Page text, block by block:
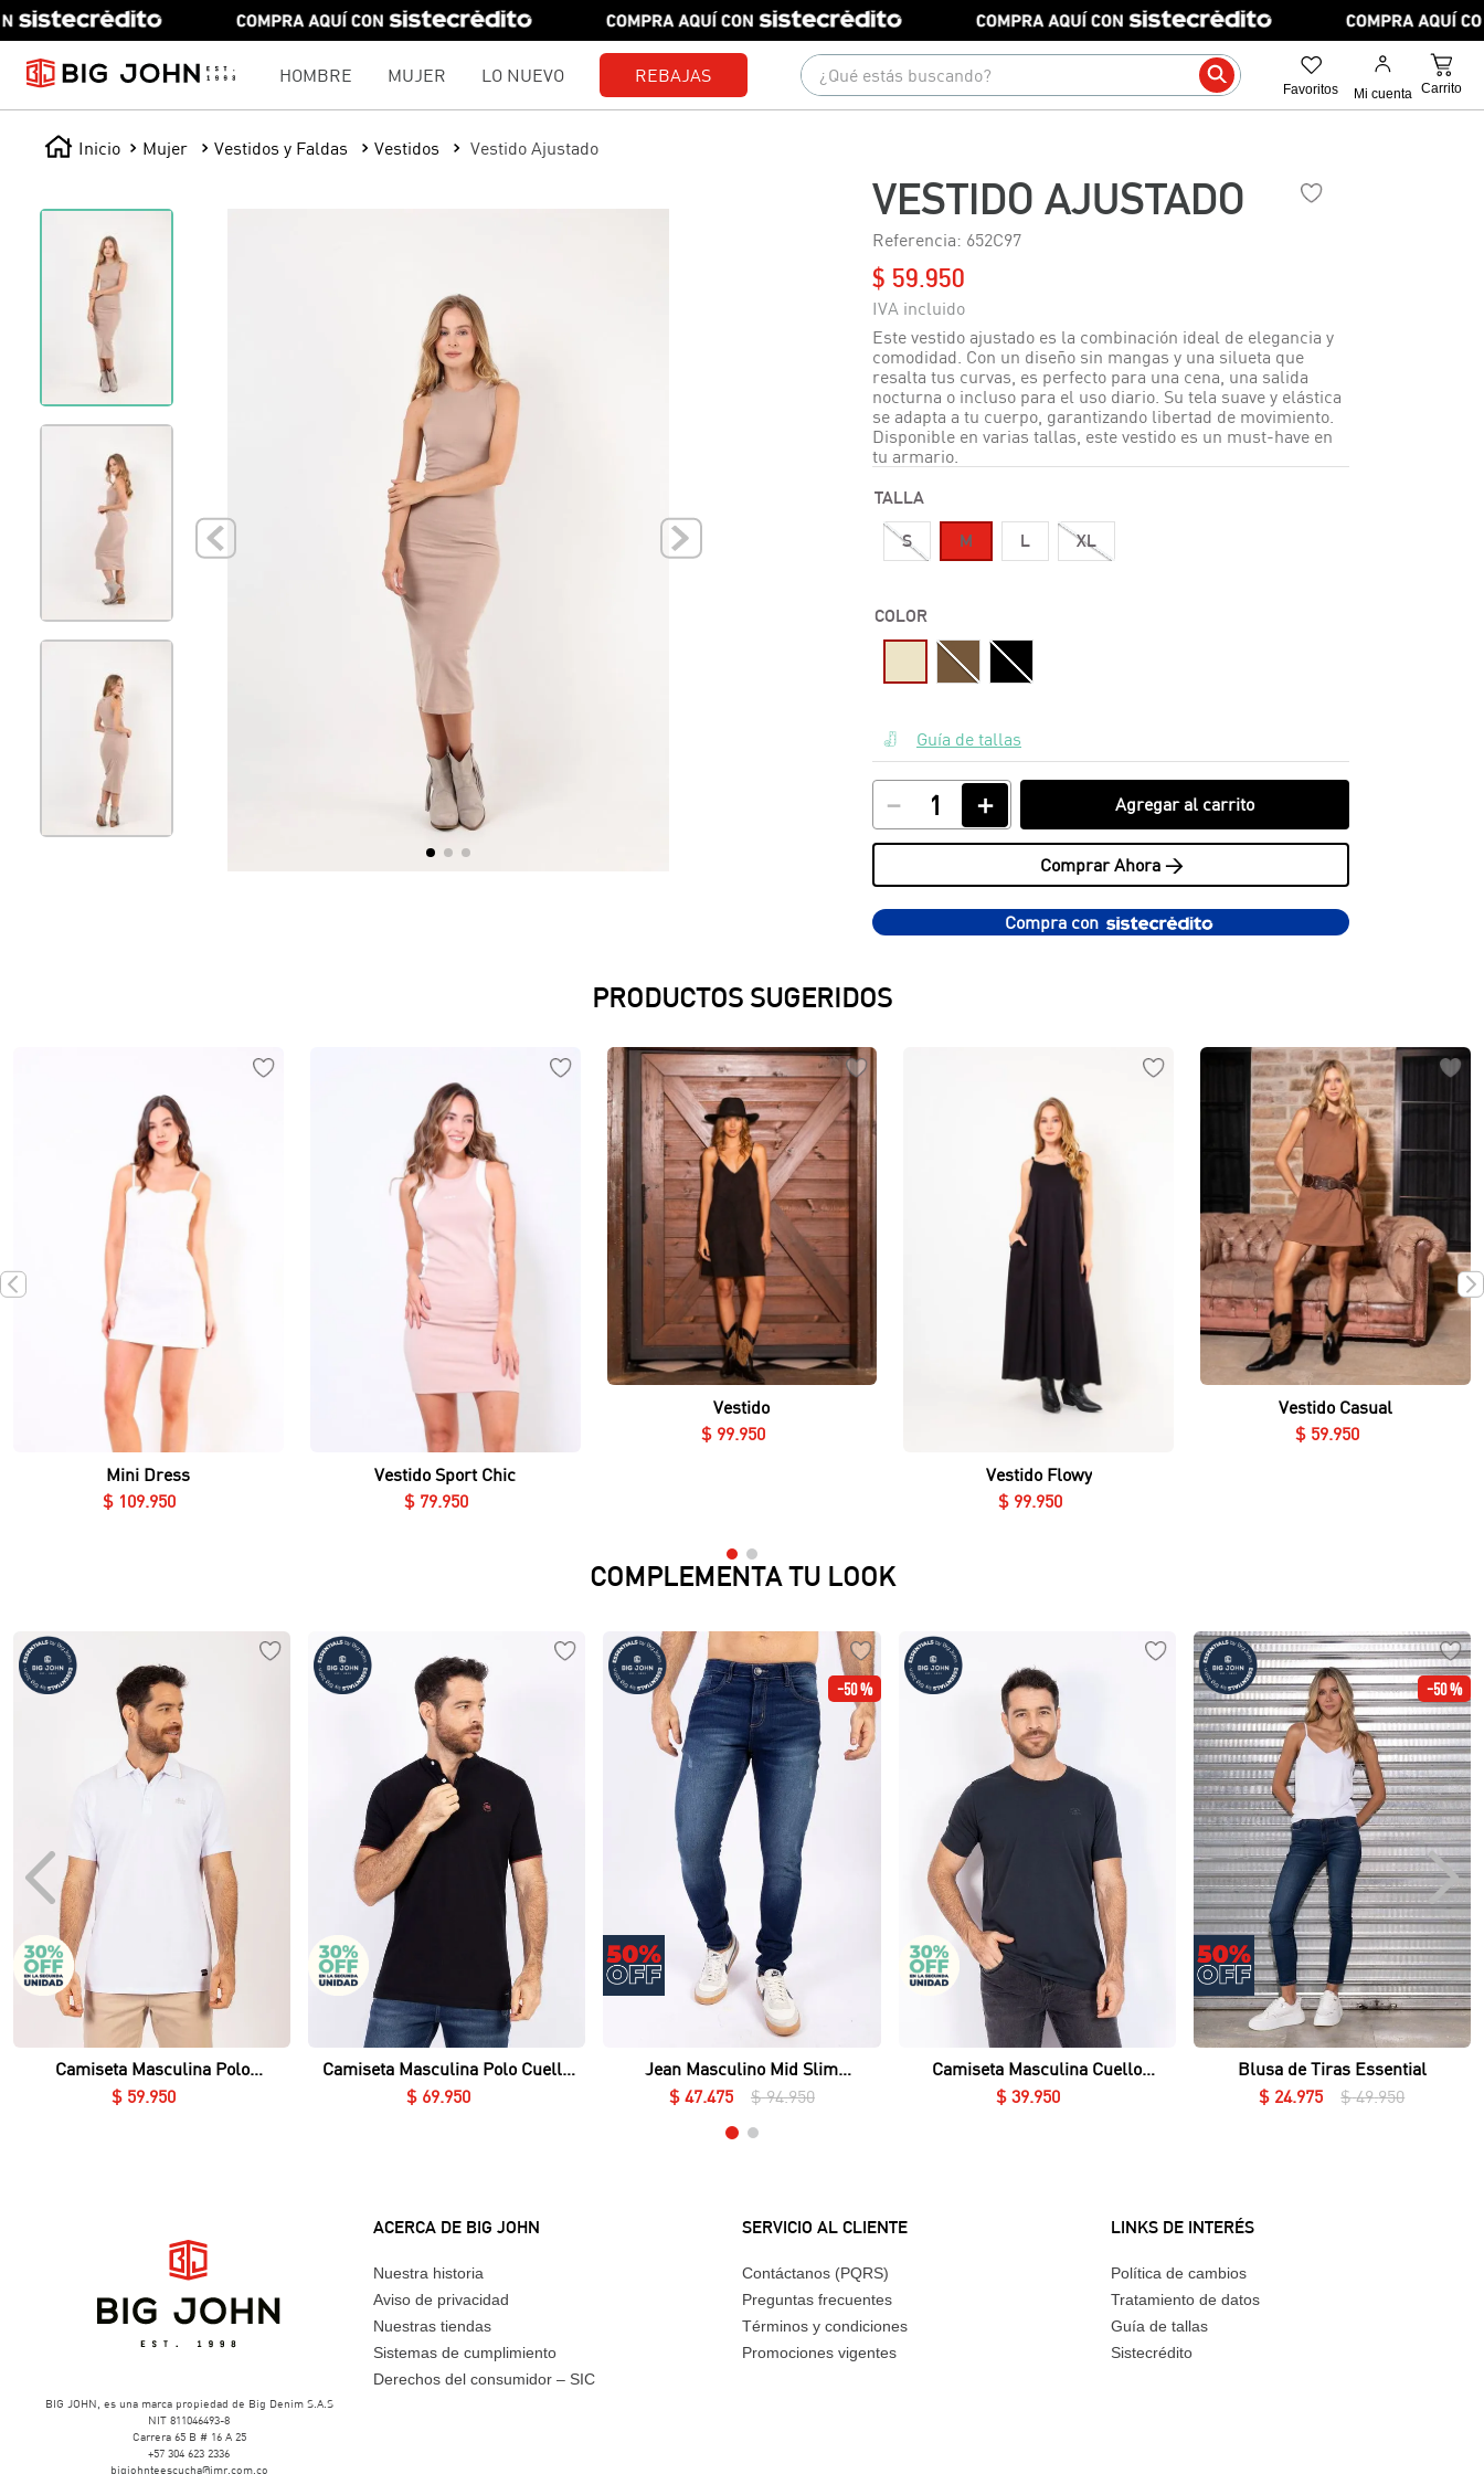
HOMBRE MUJER LO NUEVO REBAJAS
¿Qué estás buscando?
Mujer Vestidos y Faldas Vestidos Vestido Ajustado
VESTIDO AJUSTADO
Referencia: 652C97
$ 59.950
Este vestido ajustado es la combinación ideal de elegancia y
comodidad. Con un diseño sin mangas y una silueta que
resalta tus curvas, es perfecto para una cena, una salida
nocturna o incluso para el uso diario. Su tela suave y elástica
se adapta a tu cuerpo, garantizando libertad de movimiento.
Disponible en varias tallas, este vestido es un must-have en
tu armario.
TALLA
S M L XL
COLOR
Guía de tallas
＋
－ Agregar al carrito
Comprar Ahora >
Compra con
PRODUCTOS SUGERIDOS
Vista rápida
Mini Dress
$ 109.950
Vista rápida
Vestido Sport Chic
$ 79.950
Vista rápida
Vestido
$ 99.950
Vista rápida
Vestido Flowy
$ 99.950
Vista rápida
Vestido Casual
$ 59.950
COMPLEMENTA TU LOOK
Vista rápida
Camiseta Masculina Polo
Essential en Piqué Lycrado
$ 59. 950
Vista rápida
Camiseta Masculina Polo Cuello
Nerú Essential en Piqué Lycrado
$ 69. 950
-50 %
Vista rápida
Jean Masculino Mid Slim
Essential
$ 47.475 $ 94.950
Vista rápida
Camiseta Masculina Cuello
$ 39 950
-50 %
Vista rápida
Blusa de Tiras Essential
$ 24. 975 $ 49.950
BIG JOHN, es una marca propiedad de Big Denim S.A.S
NIT 811046493-8
Carrera 65 B # 16 A 25
+57 304 623 2336
bigjohnteescucha@imr.com.co
ACERCA DE BIG JOHN
Nuestra historia
Aviso de privacidad
Nuestras tiendas
Sistemas de cumplimiento
Derechos del consumidor – SIC
SERVICIO AL CLIENTE
Contáctanos (PQRS)
Preguntas frecuentes
Términos y condiciones
Promociones vigentes
LINKS DE INTERÉS
Política de cambios
Tratamiento de datos
Guía de tallas
Sistecrédito